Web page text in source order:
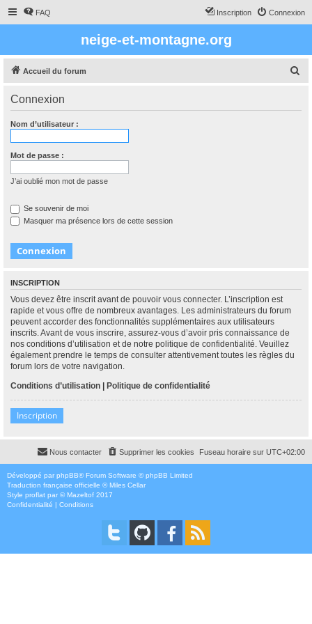
FAQ Connexion
Inscription
neige-et-montagne.org
Accueil du forum
Connexion
Nom d’utilisateur :
Mot de passe :
J’ai oublié mon mot de passe
Se souvenir de moi
Masquer ma présence lors de cette session
INSCRIPTION
Vous devez être inscrit avant de pouvoir vous connecter. L’inscription est
rapide et vous offre de nombreux avantages. Les administrateurs du forum
peuvent accorder des fonctionnalités supplémentaires aux utilisateurs
inscrits. Avant de vous inscrire, assurez-vous d’avoir pris connaissance de
nos conditions d’utilisation et de notre politique de confidentialité. Veuillez
également prendre le temps de consulter attentivement toutes les règles du
forum lors de votre navigation.
Conditions d’utilisation | Politique de confidentialité
Inscription
Fuseau horaire sur UTC+02:00
Supprimer les cookies
Nous contacter
Développé par phpBB® Forum Software © phpBB Limited
Traduction française officielle ©Miles Cellar
Style proflat par ©Mazeltof 2017
Confidentialité | Conditions